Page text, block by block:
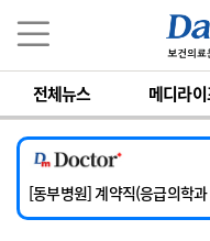
전체뉴스 메디라
[서울아산병원] 2026년 하반기
[영남대학교의료원] 마취통증
[충남대학교병원] 소아청소
[동부병원] 계약직(응급의학
[이대목동병원] 하반기 전공